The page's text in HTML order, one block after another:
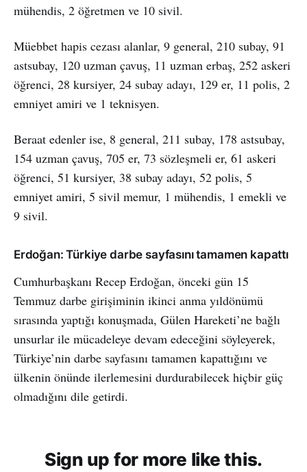
mühendis, 2 öğretmen ve 10 sivil.
Müebbet hapis cezası alanlar, 9 general, 210 subay, 91
astsubay, 120 uzman çavuş, 11 uzman erbaş, 252 askeri
öğrenci, 28 kursiyer, 24 subay adayı, 129 er, 11 polis, 2
emniyet amiri ve 1 teknisyen.
Beraat edenler ise, 8 general, 211 subay, 178 astsubay,
154 uzman çavuş, 705 er, 73 sözleşmeli er, 61 askeri
öğrenci, 51 kursiyer, 38 subay adayı, 52 polis, 5
emniyet amiri, 5 sivil memur, 1 mühendis, 1 emekli ve
9 sivil.
Erdoğan: Türkiye darbe sayfasını tamamen kapattı
Cumhurbaşkanı Recep Erdoğan, önceki gün 15
Temmuz darbe girişiminin ikinci anma yıldönümü
sırasında yaptığı konuşmada, Gülen Hareketi’ne bağlı
unsurlar ile mücadeleye devam edeceğini söyleyerek,
Türkiye’nin darbe sayfasını tamamen kapattığını ve
ülkenin önünde ilerlemesini durdurabilecek hiçbir güç
olmadığını dile getirdi.
Sign up for more like this.